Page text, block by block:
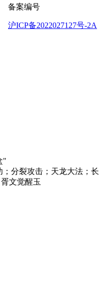
备案编号
沪ICP备2022027127号-2A
"
分裂攻击；天龙大法；长
文觉醒玉